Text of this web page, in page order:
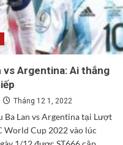
vs Argentina: Ai thắng
Tháng 12 1, 2022
Ba Lan vs Argentina tại Lượt
World Cup 2022 vào lúc